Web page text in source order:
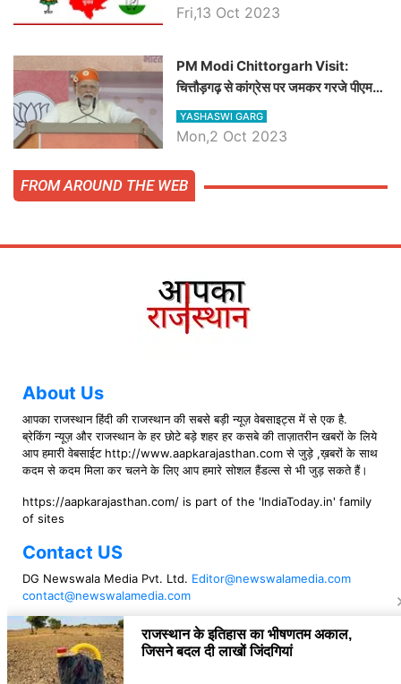
Fri,13 Oct 2023
PM Modi Chittorgarh Visit:
चित्तौड़गढ़ से कांग्रेस पर जमकर गरजे पीएम
मोदी, जाने प्रधानमंत्री के भाषण की बड़ी
बातें, देखें वीडियो
YASHASWI GARG
Mon,2 Oct 2023
FROM AROUND THE WEB
About Us
आपका राजस्थान हिंदी की राजस्थान की सबसे बड़ी न्यूज़ वेबसाइट्स में से एक है.
ब्रेकिंग न्यूज़ और राजस्थान के हर छोटे बड़े शहर हर कसबे की ताज़ातरीन खबरों के लिये
आप हमारी वेबसाईट http://www.aapkarajasthan.com से जुड़े ,ख़बरों के साथ
कदम से कदम मिला कर चलने के लिए आप हमारे सोशल हैंडल्स से भी जुड़ सकते हैं।
https://aapkarajasthan.com/ is part of the 'IndiaToday.in' family
of sites
Contact US
DG Newswala Media Pvt. Ltd. Editor@newswalamedia.com
contact@newswalamedia.com
Follow US